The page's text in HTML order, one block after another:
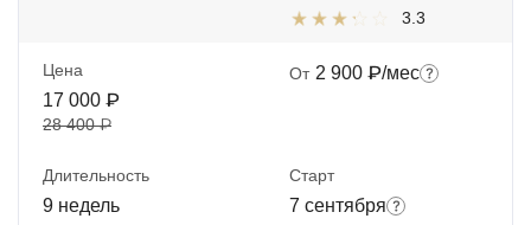
3.3
Цена
17 000 ₽
28 400 ₽
От 2 900 ₽/мес
Длительность
9 недель
Старт
7 сентября